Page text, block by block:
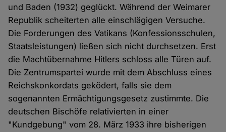
und Baden (1932) geglückt. Während der Weimarer
Republik scheiterten alle einschlägigen Versuche.
Die Forderungen des Vatikans (Konfessionsschulen,
Staatsleistungen) ließen sich nicht durchsetzen. Erst
die Machtübernahme Hitlers schloss alle Türen auf.
Die Zentrumspartei wurde mit dem Abschluss eines
Reichskonkordats geködert, falls sie dem
sogenannten Ermächtigungsgesetz zustimmte. Die
deutschen Bischöfe relativierten in einer
"Kundgebung" vom 28. März 1933 ihre bisherigen